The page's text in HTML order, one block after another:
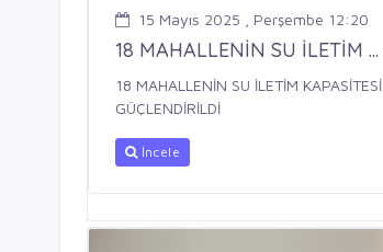
15 Mayıs 2025 , Perşembe 12:20
18 MAHALLENİN SU İLETİM ...
18 MAHALLENİN SU İLETİM KAPASİTESİ
GÜÇLENDİRİLDİ
İncele